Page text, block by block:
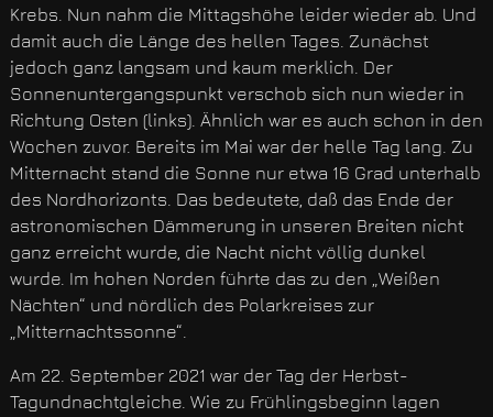
Krebs. Nun nahm die Mittagshöhe leider wieder ab. Und
damit auch die Länge des hellen Tages. Zunächst
jedoch ganz langsam und kaum merklich. Der
Sonnenuntergangspunkt verschob sich nun wieder in
Richtung Osten (links). Ähnlich war es auch schon in den
Wochen zuvor. Bereits im Mai war der helle Tag lang. Zu
Mitternacht stand die Sonne nur etwa 16 Grad unterhalb
des Nordhorizonts. Das bedeutete, daß das Ende der
astronomischen Dämmerung in unseren Breiten nicht
ganz erreicht wurde, die Nacht nicht völlig dunkel
wurde. Im hohen Norden führte das zu den „Weißen
Nächten“ und nördlich des Polarkreises zur
„Mitternachtssonne“.
Am 22. September 2021 war der Tag der Herbst-
Tagundnachtgleiche. Wie zu Frühlingsbeginn lagen